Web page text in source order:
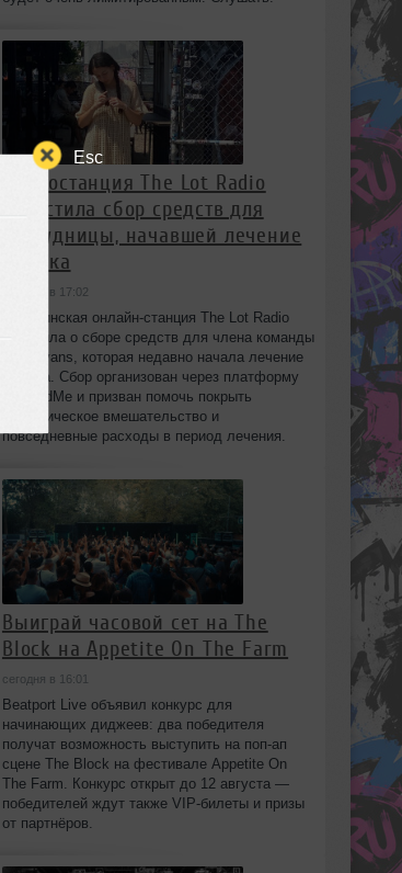
Esc
Радиостанция The Lot Radio
запустила сбор средств для
сотрудницы, начавшей лечение
от рака
сегодня в 17:02
Бруклинская онлайн-станция The Lot Radio
объявила о сборе средств для члена команды
Lola Evans, которая недавно начала лечение
от рака. Сбор организован через платформу
GoFundMe и призван помочь покрыть
хирургическое вмешательство и
повседневные расходы в период лечения.
Выиграй часовой сет на The
Block на Appetite On The Farm
сегодня в 16:01
Beatport Live объявил конкурс для
начинающих диджеев: два победителя
получат возможность выступить на поп‑ап
сцене The Block на фестивале Appetite On
The Farm. Конкурс открыт до 12 августа —
победителей ждут также VIP‑билеты и призы
от партнёров.